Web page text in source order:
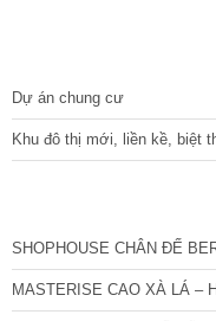
Dự án chung cư
Khu đô thị mới, liền kề, biệt
SHOPHOUSE CHÂN ĐẾ
MASTERISE CAO XÀ LÁ –